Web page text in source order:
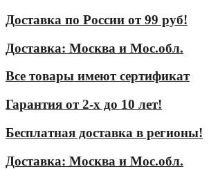
Доставка по России от 99 руб!
Доставка: Москва и Мос.обл.
Все товары имеют сертификат
Гарантия от 2-х до 10 лет!
Бесплатная доставка в регионы!
Доставка: Москва и Мос.обл.